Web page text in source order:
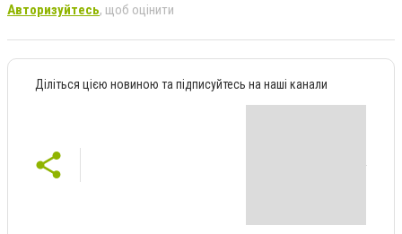
Авторизуйтесь, щоб оцінити
Діліться цією новиною та підписуйтесь на наші канали